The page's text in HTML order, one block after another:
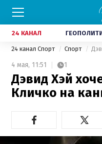
24 КАНАЛ
24 канал Спорт Спорт
4 мая, 11:51 1
Дэвид Хэй
Кличко на